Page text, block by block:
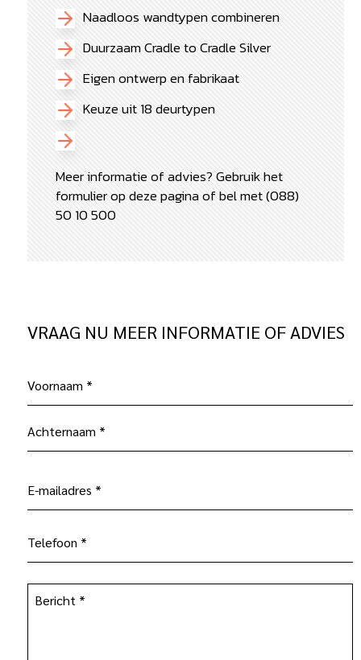
Naadloos wandtypen combineren
Duurzaam Cradle to Cradle Silver
Eigen ontwerp en fabrikaat
Keuze uit 18 deurtypen
Meer informatie of advies? Gebruik het
formulier op deze pagina of bel met (088)
50 10 500
VRAAG NU MEER INFORMATIE OF ADVIES
(Vereist)
mailadres
(Vereist)
Bericht
(Vereist)